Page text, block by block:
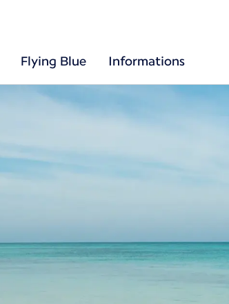
Flying Blue Informations